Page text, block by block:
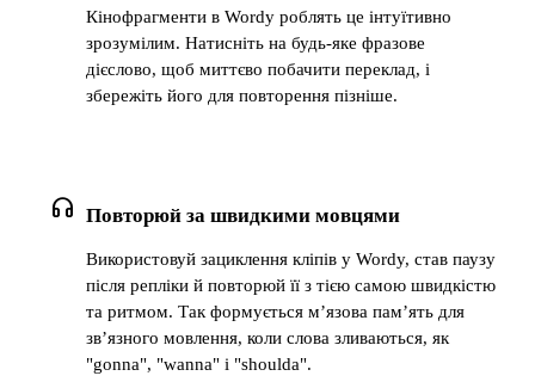
Кінофрагменти в Wordy роблять це інтуїтивно
зрозумілим. Натисніть на будь-яке фразове
дієслово, щоб миттєво побачити переклад, і
збережіть його для повторення пізніше.
headphones Повторюй за швидкими мовцями
Використовуй зациклення кліпів у Wordy, став паузу
після репліки й повторюй її з тією самою швидкістю
та ритмом. Так формується м’язова пам’ять для
зв’язного мовлення, коли слова зливаються, як
"gonna", "wanna" і "shoulda".